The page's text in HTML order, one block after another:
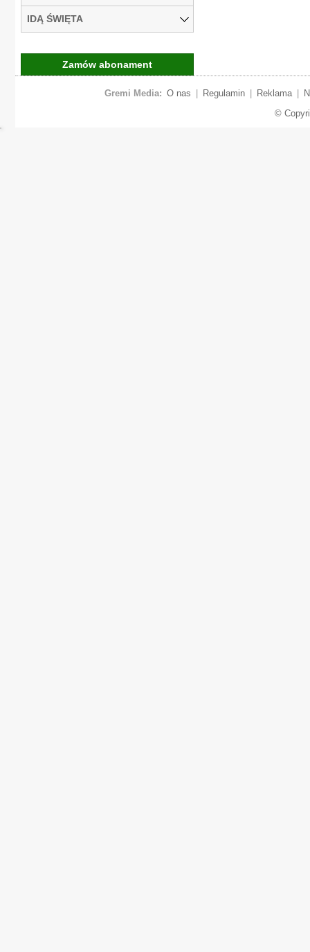
IDĄ ŚWIĘTA
Zamów abonament
Gremi Media: O nas Regulamin Reklama
©